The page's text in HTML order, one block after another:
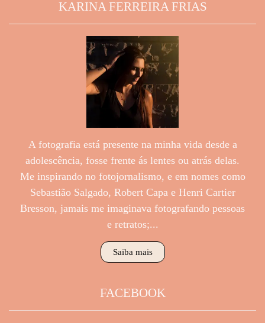
KARINA FERREIRA FRIAS
A fotografia está presente na minha vida desde a
adolescência, fosse frente ás lentes ou atrás delas.
Me inspirando no fotojornalismo, e em nomes como
Sebastião Salgado, Robert Capa e Henri Cartier
Bresson, jamais me imaginava fotografando pessoas
e retratos;...
Saiba mais
FACEBOOK